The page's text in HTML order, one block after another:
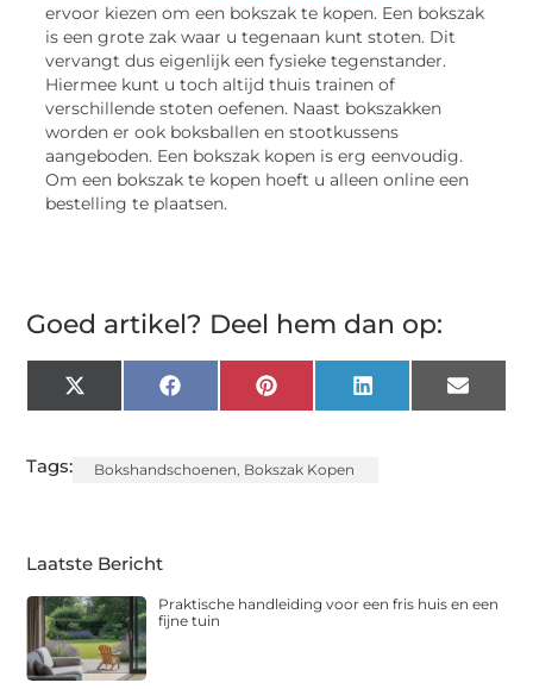
ervoor kiezen om een bokszak te kopen. Een bokszak
is een grote zak waar u tegenaan kunt stoten. Dit
vervangt dus eigenlijk een fysieke tegenstander.
Hiermee kunt u toch altijd thuis trainen of
verschillende stoten oefenen. Naast bokszakken
worden er ook boksballen en stootkussens
aangeboden. Een bokszak kopen is erg eenvoudig.
Om een bokszak te kopen hoeft u alleen online een
bestelling te plaatsen.
Goed artikel? Deel hem dan op:
X
(Twitter)
FacebookPinterest LinkedIn Email
Tags: Bokshandschoenen, Bokszak Kopen
Laatste Bericht
Praktische handleiding voor een fris huis en een
fijne tuin